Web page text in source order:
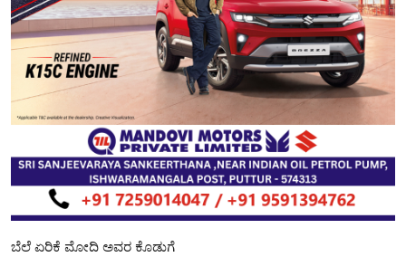
ಬೆಲೆ ಏರಿಕೆ ಮೋದಿ ಅವರ ಕೊಡುಗೆ